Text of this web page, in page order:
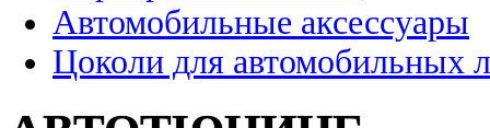
Автомобильные аксессуары
Цоколи для автомобильных